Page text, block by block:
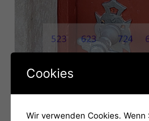
Cookies
Wir verwenden Cookies. Wenn